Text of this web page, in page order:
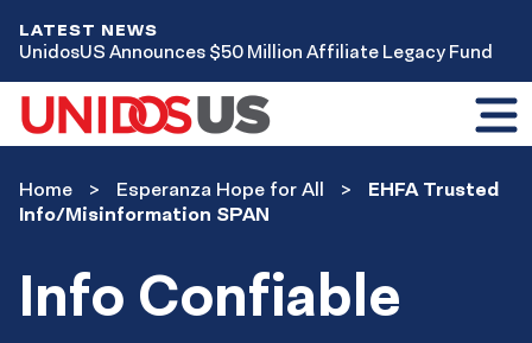
LATEST NEWS
UnidosUS Announces $50 Million Affiliate Legacy Fund
menu
Esperanza
Home Esperanza Hope for All
EHFA Trusted
Info/Misinformation SPAN
Info Confiable